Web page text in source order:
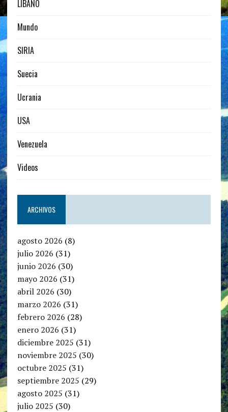
LIBANO
Mundo
SIRIA
Suecia
Ucrania
USA
Venezuela
Videos
ARCHIVOS
agosto 2026 (8)
julio 2026 (31)
junio 2026 (30)
mayo 2026 (31)
abril 2026 (30)
marzo 2026 (31)
febrero 2026 (28)
enero 2026 (31)
diciembre 2025 (31)
noviembre 2025 (30)
octubre 2025 (31)
septiembre 2025 (29)
agosto 2025 (31)
julio 2025 (30)